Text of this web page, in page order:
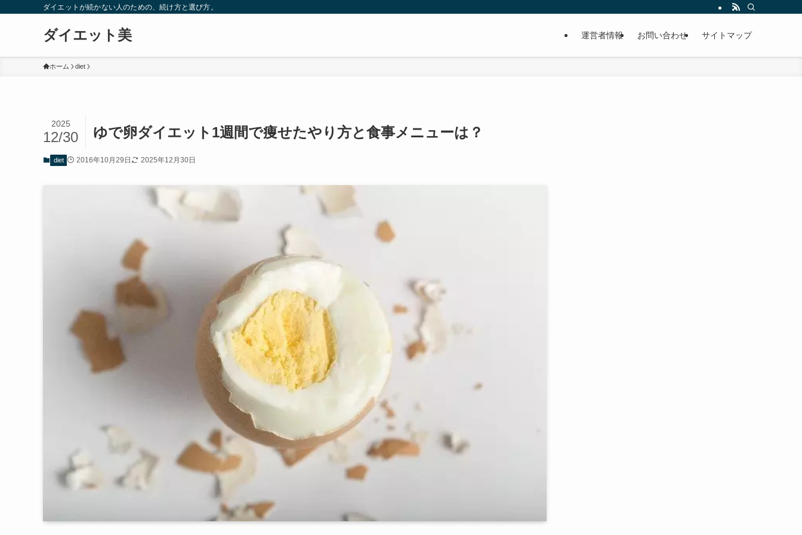
ダイエットが続かない人のための、続け方と選び方。
ダイエット美 運営者情報 お問い合わせ サイトマップ
ホーム diet
ゆで卵ダイエット1週間で痩せたやり方と食事メニューは？
2025
12/30
diet 2016年10月29日 2025年12月30日